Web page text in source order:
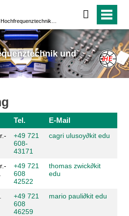
und
Tel. E-Mail
+49 721
608-
43171
cagri ulusoy∂kit edu
+49 721
608
42522
thomas zwick∂kit
edu
+49 721
608
46259
mario pauli∂kit edu